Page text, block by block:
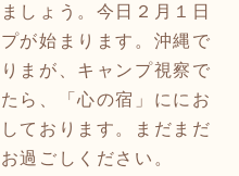
しょう。今日２月１日
が始まります。沖縄で
まが、キャンプ視察で
ら、「心の宿」ににお
ております。まだまだ
過ごしください。